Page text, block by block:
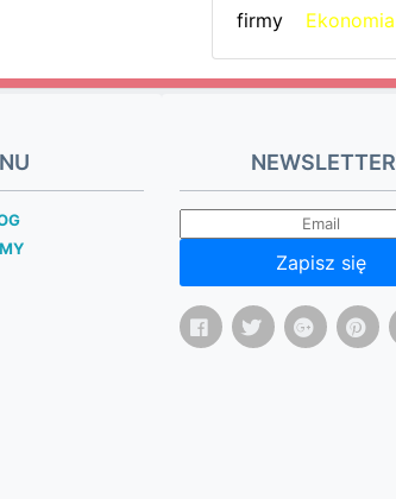
firmy
Ekonomia
NEWSLETTER
Zapisz się